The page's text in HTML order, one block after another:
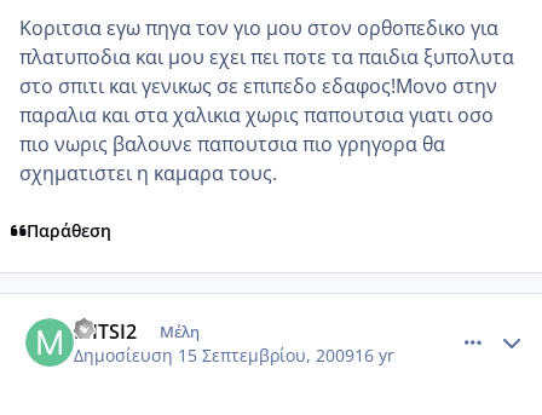
Κοριτσια εγω πηγα τον γιο μου στον ορθοπεδικο για
πλατυποδια και μου εχει πει ποτε τα παιδια ξυπολυτα
στο σπιτι και γενικως σε επιπεδο εδαφος!Μονο στην
παραλια και στα χαλικια χωρις παπουτσια γιατι οσο
πιο νωρις βαλουνε παπουτσια πιο γρηγορα θα
σχηματιστει η καμαρα τους.
Παράθεση
MITSI2 Μέλη
Δημοσίευση 15 Σεπτεμβρίου, 200916 yr